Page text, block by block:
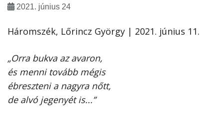
2021. június 24
Háromszék, Lőrincz György | 2021. június 11.
„Orra bukva az avaron,
és menni tovább mégis
ébreszteni a nagyra nőtt,
de alvó jegenyét is...”